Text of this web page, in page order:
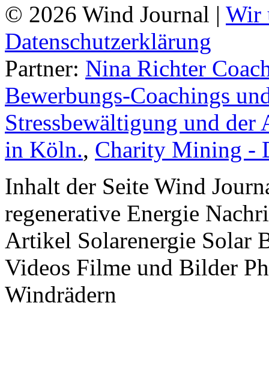
© 2026 Wind Journal | Wir
Datenschutzerklärung
Partner: Nina Richter
Bewerbungs-Coachings
Stressbewältigung und
in Köln., Charity Mining -
Inhalt der Seite Wind
regenerative Energie
Artikel Solarenergie Solar
Videos Filme und Bilder
Windrädern